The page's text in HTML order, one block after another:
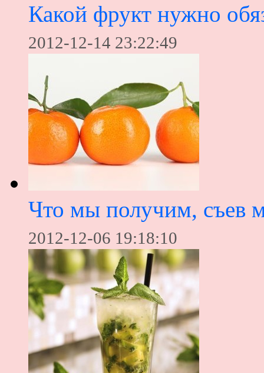
Какой фрукт нужно
2012-12-14 23:22:49
Что мы получим, съев
2012-12-06 19:18:10